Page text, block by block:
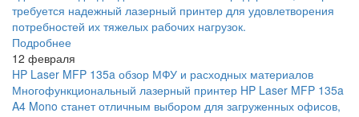
требуется надежный лазерный принтер для удовлетворения
потребностей их тяжелых рабочих нагрузок.
Подробнее
12 февраля
HP Laser MFP 135a обзор МФУ и расходных материалов
Многофункциональный лазерный принтер HP Laser MFP 135a
A4 Mono станет отличным выбором для загруженных офисов,